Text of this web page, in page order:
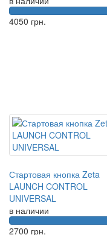
4050 грн.
Стартовая кнопка Zeta
LAUNCH CONTROL
UNIVERSAL
в наличии
2700 грн.